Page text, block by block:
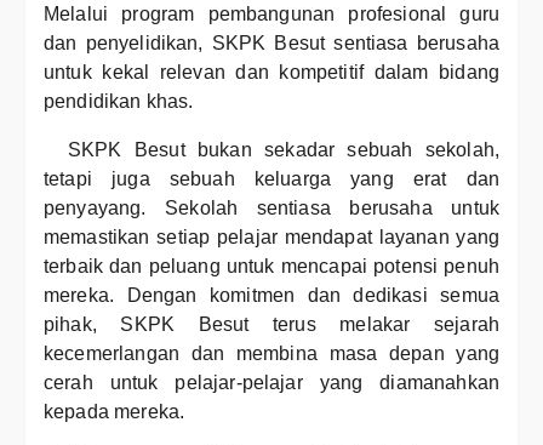
Melalui program pembangunan profesional guru
dan penyelidikan, SKPK Besut sentiasa berusaha
untuk kekal relevan dan kompetitif dalam bidang
pendidikan khas.
SKPK Besut bukan sekadar sebuah sekolah,
tetapi juga sebuah keluarga yang erat dan
penyayang. Sekolah sentiasa berusaha untuk
memastikan setiap pelajar mendapat layanan yang
terbaik dan peluang untuk mencapai potensi penuh
mereka. Dengan komitmen dan dedikasi semua
pihak, SKPK Besut terus melakar sejarah
kecemerlangan dan membina masa depan yang
cerah untuk pelajar-pelajar yang diamanahkan
kepada mereka.